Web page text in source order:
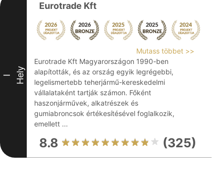
I Hely
Eurotrade Kft
Mutass többet >>
Eurotrade Kft Magyarországon 1990-ben
alapították, és az ország egyik legrégebbi,
legelismertebb teherjármű-kereskedelmi
vállalataként tartják számon. Főként
haszonjárművek, alkatrészek és
gumiabroncsok értékesítésével foglalkozik,
emellett ...
8.8 (325)